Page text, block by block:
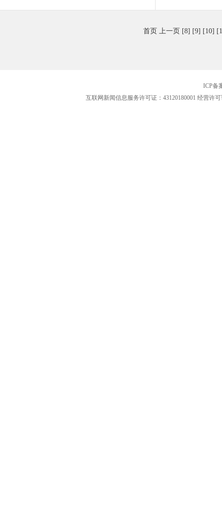
首页 上一页 [8] [9] [10]
ICP备
互联网新闻信息服务许可证：43120180001 经营许可